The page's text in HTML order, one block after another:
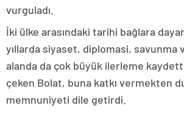
vurguladı.
İki ülke arasındaki tarihi bağlara
yıllarda siyaset, diplomasi, savunma
alanda da çok büyük ilerleme
çeken Bolat, buna katkı vermekten
memnuniyeti dile getirdi.